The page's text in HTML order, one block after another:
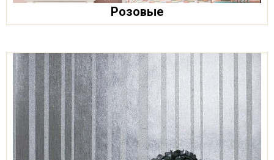
Розовые